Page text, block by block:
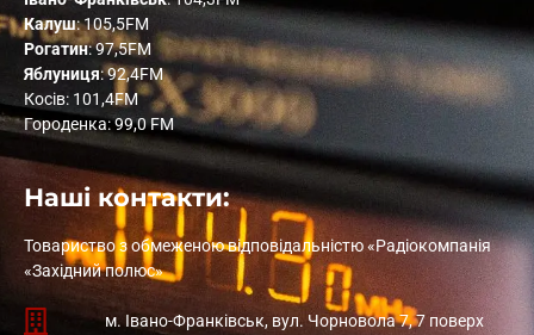
Калуш: 105,5FM
Рогатин: 97,5FM
Яблуниця: 92,4FM
Косів: 101,4FM
Городенка: 99,0 FM
Наші контакти:
Товариство з обмеженою відповідальністю «Радіокомпанія
«Західний полюс»
м. Івано-Франківськ, вул. Чорновола 7, 7 поверх